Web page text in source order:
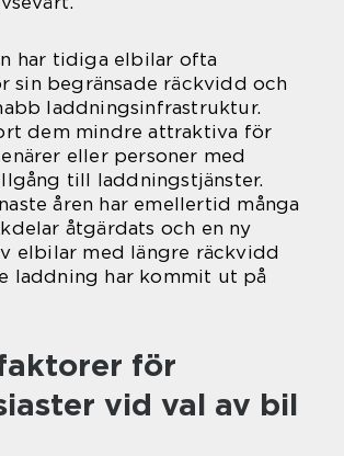
har tidiga elbilar ofta
sin begränsade räckvidd och
laddningsinfrastruktur.
dem mindre attraktiva för
eller personer med
till laddningstjänster.
åren har emellertid många
åtgärdats och en ny
elbilar med längre räckvidd
laddning har kommit ut på
för
vid val av bil